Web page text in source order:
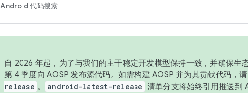
Android 代码搜索
自 2026 年起，为了与我们的主干稳定开发模型保持一致，并确保生
第 4 季度向 AOSP 发布源代码。如需构建 AOSP 并为其贡献代码，
release 。 android-latest-release 清单分支将始终引用推送到